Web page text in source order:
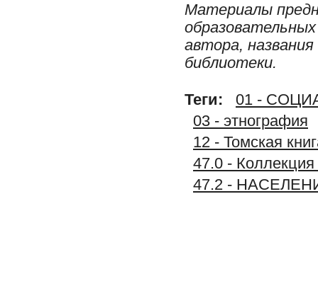
Материалы
автора,
библиотеки.
Теги:
01 -
03 - этнография
12 - Томская
47.0 -
47.2 -